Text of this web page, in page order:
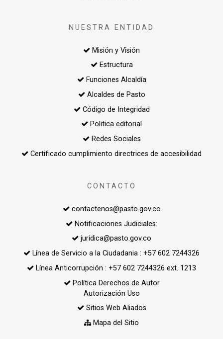
NUESTRA ENTIDAD
Misión y Visión
Estructura
Funciones Alcaldía
Alcaldes de Pasto
Código de Integridad
Politica editorial
Redes Sociales
Certificado cumplimiento directrices de accesibilidad
CONTACTO
contactenos@pasto.gov.co
Notificaciones Judiciales:
juridica@pasto.gov.co
Línea de Servicio a la Ciudadania : +57 602 7244326
Línea Anticorrupción : +57 602 7244326 ext. 1213
Política Derechos de Autor
Autorización Uso
Sitios Web Aliados
Mapa del Sitio